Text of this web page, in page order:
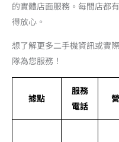
的實體店面服務。每間店都
得放心。
想了解更多二手機資訊或實
隊為您服務！
據點
服務
電話